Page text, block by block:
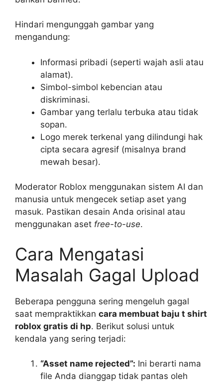
Hindari mengunggah gambar yang
mengandung:
Informasi pribadi (seperti wajah asli atau
alamat).
Simbol-simbol kebencian atau
diskriminasi.
Gambar yang terlalu terbuka atau tidak
sopan.
Logo merek terkenal yang dilindungi hak
cipta secara agresif (misalnya brand
mewah besar).
Moderator Roblox menggunakan sistem AI dan
manusia untuk mengecek setiap aset yang
masuk. Pastikan desain Anda orisinal atau
menggunakan aset free-to-use.
Cara Mengatasi
Masalah Gagal Upload
Beberapa pengguna sering mengeluh gagal
saat mempraktikkan cara membuat baju t shirt
roblox gratis di hp. Berikut solusi untuk
kendala yang sering terjadi:
“Asset name rejected”: Ini berarti nama
file Anda dianggap tidak pantas oleh